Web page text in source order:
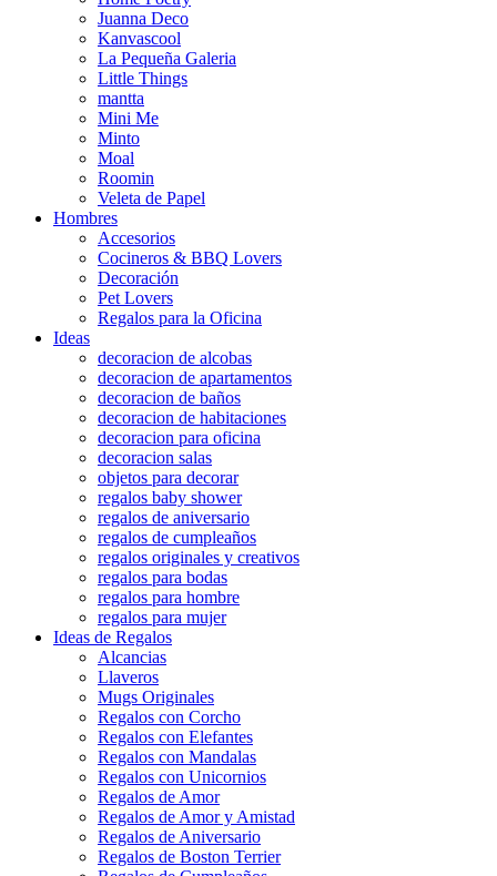
Juanna Deco
Kanvascool
La Pequeña Galeria
Little Things
mantta
Mini Me
Minto
Moal
Roomin
Veleta de Papel
Hombres
Accesorios
Cocineros & BBQ Lovers
Decoración
Pet Lovers
Regalos para la Oficina
Ideas
decoracion de alcobas
decoracion de apartamentos
decoracion de baños
decoracion de habitaciones
decoracion para oficina
decoracion salas
objetos para decorar
regalos baby shower
regalos de aniversario
regalos de cumpleaños
regalos originales y creativos
regalos para bodas
regalos para hombre
regalos para mujer
Ideas de Regalos
Alcancias
Llaveros
Mugs Originales
Regalos con Corcho
Regalos con Elefantes
Regalos con Mandalas
Regalos con Unicornios
Regalos de Amor
Regalos de Amor y Amistad
Regalos de Aniversario
Regalos de Boston Terrier